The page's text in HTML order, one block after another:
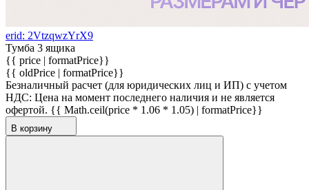
erid: 2VtzqwzYrX9
Тумба 3 ящика
{{ price | formatPrice}}
{{ oldPrice | formatPrice}}
Безналичный расчет (для юридических лиц и ИП) с учетом
НДС: Цена на момент последнего наличия и не является
офертой. {{ Math.ceil(price * 1.06 * 1.05) | formatPrice}}
В корзину